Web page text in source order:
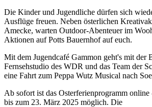
Die Kinder und Jugendliche dürfen sich
Ausflüge freuen. Neben österlichen
Amecke, warten Outdoor-Abenteuer im
Aktionen auf Potts Bauernhof auf euch.
Mit dem Jugendcafé Gammon geht's mit der
Fernsehstudio des WDR und das Team der
eine Fahrt zum Peppa Wutz Musical nach
Ab sofort ist das Osterferienprogramm
bis zum 23. März 2025 möglich. Die